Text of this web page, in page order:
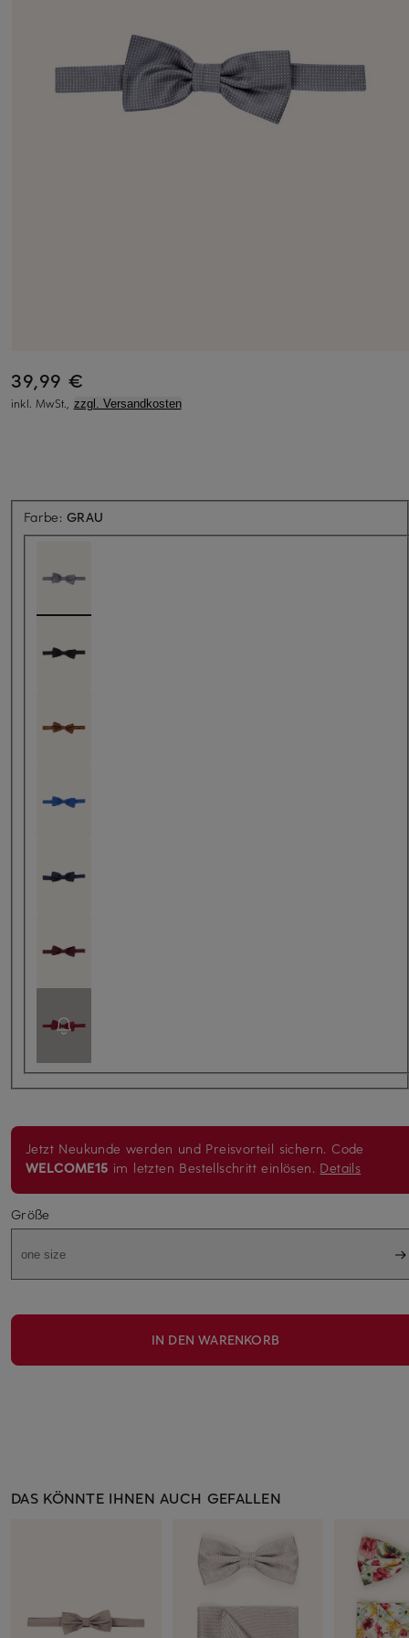
39,99 €
inkl. MwSt., zzgl. Versandkosten
Farbe:GRAU
Jetzt Neukunde werden und Preisvorteil sichern. Code
WELCOME15 im letzten Bestellschritt einlösen. Details
Größe
one size
IN DEN WARENKORB
DAS KÖNNTE IHNEN AUCH GEFALLEN